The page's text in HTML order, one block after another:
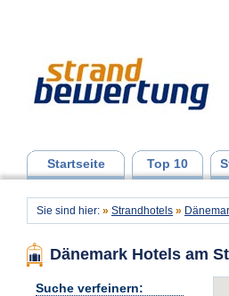
Startseite Top 10
Sie sind hier: » Strandhotels »
Dänemark Hotels am
Suche verfeinern: